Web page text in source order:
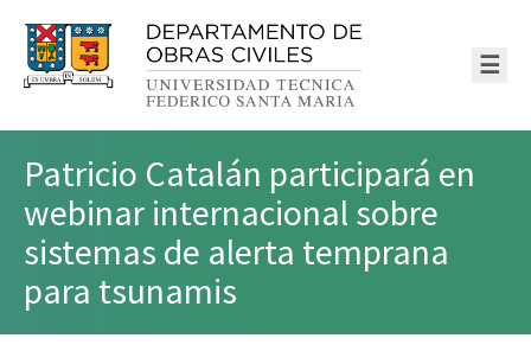
☰
Patricio Catalán participará en
webinar internacional sobre
sistemas de alerta temprana
para tsunamis